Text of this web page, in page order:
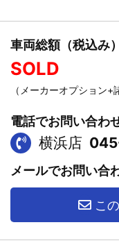
車両総額（税込み）
SOLD
（メーカーオプション+
電話でお問い合わ
横浜店
メールでお問い合
こ